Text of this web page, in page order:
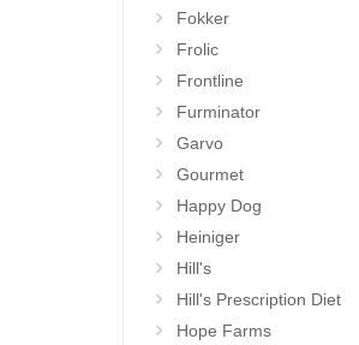
Fokker
Frolic
Frontline
Furminator
Garvo
Gourmet
Happy Dog
Heiniger
Hill's
Hill's Prescription Diet
Hope Farms